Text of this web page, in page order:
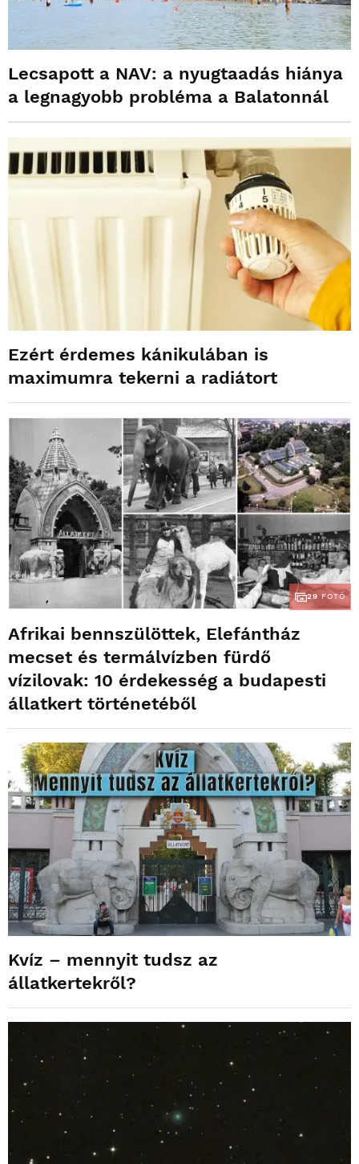
Lecsapott a NAV: a nyugtaadás hiánya
a legnagyobb probléma a Balatonnál
Ezért érdemes kánikulában is
maximumra tekerni a radiátort
29 FOTÓ
Afrikai bennszülöttek, Elefántház
mecset és termálvízben fürdő
vízilovak: 10 érdekesség a budapesti
állatkert történetéből
Kvíz – mennyit tudsz az
állatkertekről?